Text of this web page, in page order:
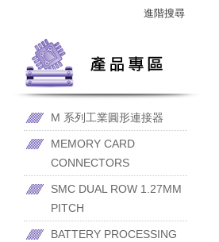
進階搜尋
M 系列工業圓形連接器
MEMORY CARD
CONNECTORS
SMC DUAL ROW 1.27MM
PITCH
BATTERY PROCESSING